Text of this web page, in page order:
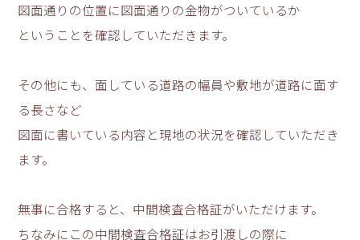
図面通りの位置に図面通りの金物がついているか
ということを確認していただきます。
その他にも、面している道路の幅員や敷地が道路に面す
る長さなど
図面に書いている内容と現地の状況を確認していただき
ます。
無事に合格すると、中間検査合格証がいただけます。
ちなみにこの中間検査合格証はお引渡しの際に